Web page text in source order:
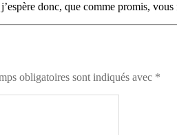
donc, que comme promis,
obligatoires sont indiqués avec *